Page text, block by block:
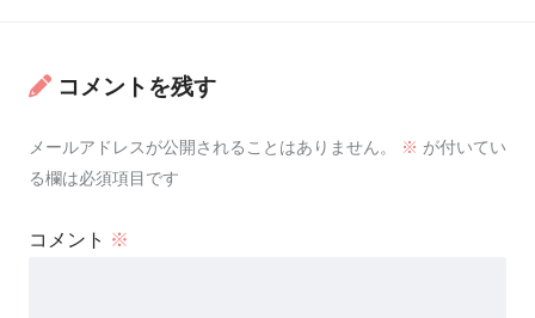
コメントを残す
メールアドレスが公開されることはありません。 ※ が付いてい
る欄は必須項目です
コメント ※